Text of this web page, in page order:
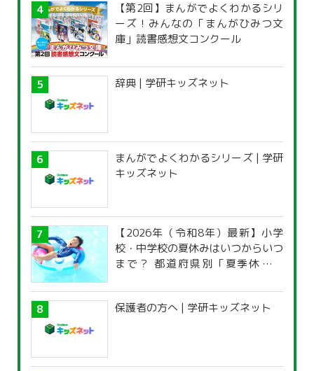
【第2回】まんがでよくわかるシリ
ーズ！みんなの「まんがひみつ文
庫」読書感想文コンクール
辞典 | 学研キッズネット
まんがでよくわかるシリーズ | 学研
キッズネット
【2026年（令和8年）最新】小学
校・中学校の夏休みはいつからいつ
まで？ 都道府県別「夏季休暇一
保護者の方へ | 学研キッズネット